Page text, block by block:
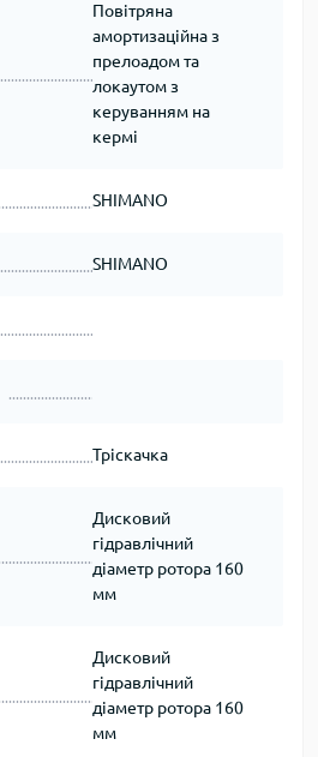
Повітряна
амортизаційна з
прелоадом та
локаутом з
керуванням на
кермі
SHIMANO
SHIMANO
Тріскачка
Дисковий
гідравлічний
діаметр ротора 160
мм
Дисковий
гідравлічний
діаметр ротора 160
мм